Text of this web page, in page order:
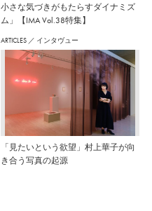
小さな気づきがもたらすダイナミズ
ム」【IMA Vol.38特集】
ARTICLES ／ インタヴュー
「見たいという欲望」村上華子が向
き合う写真の起源